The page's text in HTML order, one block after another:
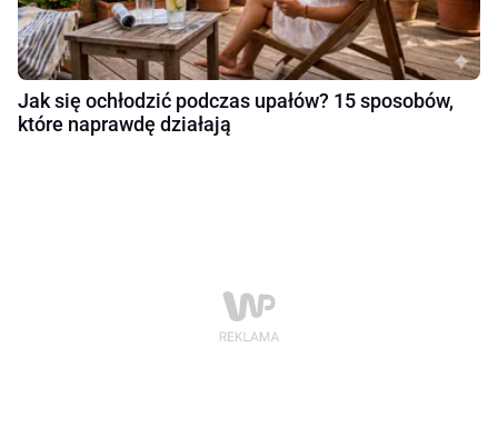
Jak się ochłodzić podczas upałów? 15 sposobów,
które naprawdę działają